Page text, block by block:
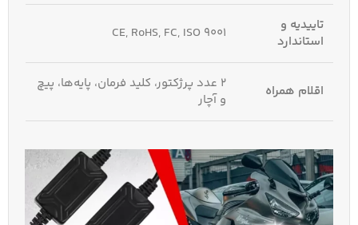
تاییدیه و
استاندارد
CE, RoHS, FC, ISO 9001
اقلام همراه
۲ عدد پرژکتور، کلید فرمان، پایه‌ها، پیچ
و آچار